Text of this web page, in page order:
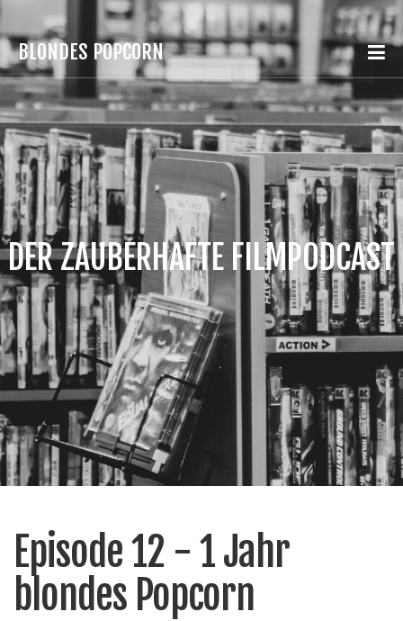
BLONDES POPCORN
DER ZAUBERHAFTE FILMPODCAST
Episode 12 - 1 Jahr
blondes Popcorn